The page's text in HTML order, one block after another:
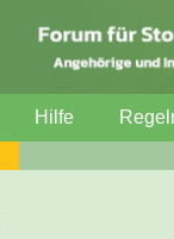
Hilfe